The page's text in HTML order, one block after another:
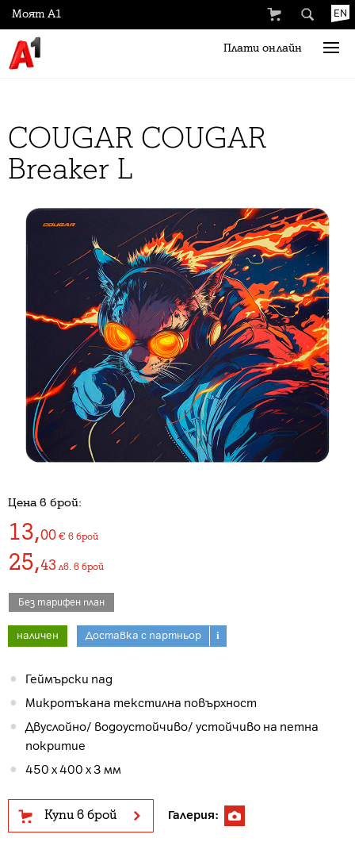
EN
Плати онлайн
Моят А1
COUGAR COUGAR
Breaker L
Цена в брой:
13,00 € в брой
25,43 лв. в брой
Без тарифен план
наличен Доставка с партньор i
Геймърски пад
Микротъкана текстилна повърхност
Двуслойно/ водоустойчиво/ устойчиво на петна
покритие
450 x 400 x 3 мм
Купи в брой Галерия: